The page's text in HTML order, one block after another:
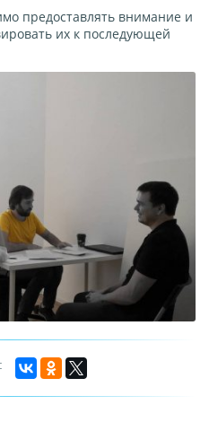
предоставлять внимание и
их к последующей